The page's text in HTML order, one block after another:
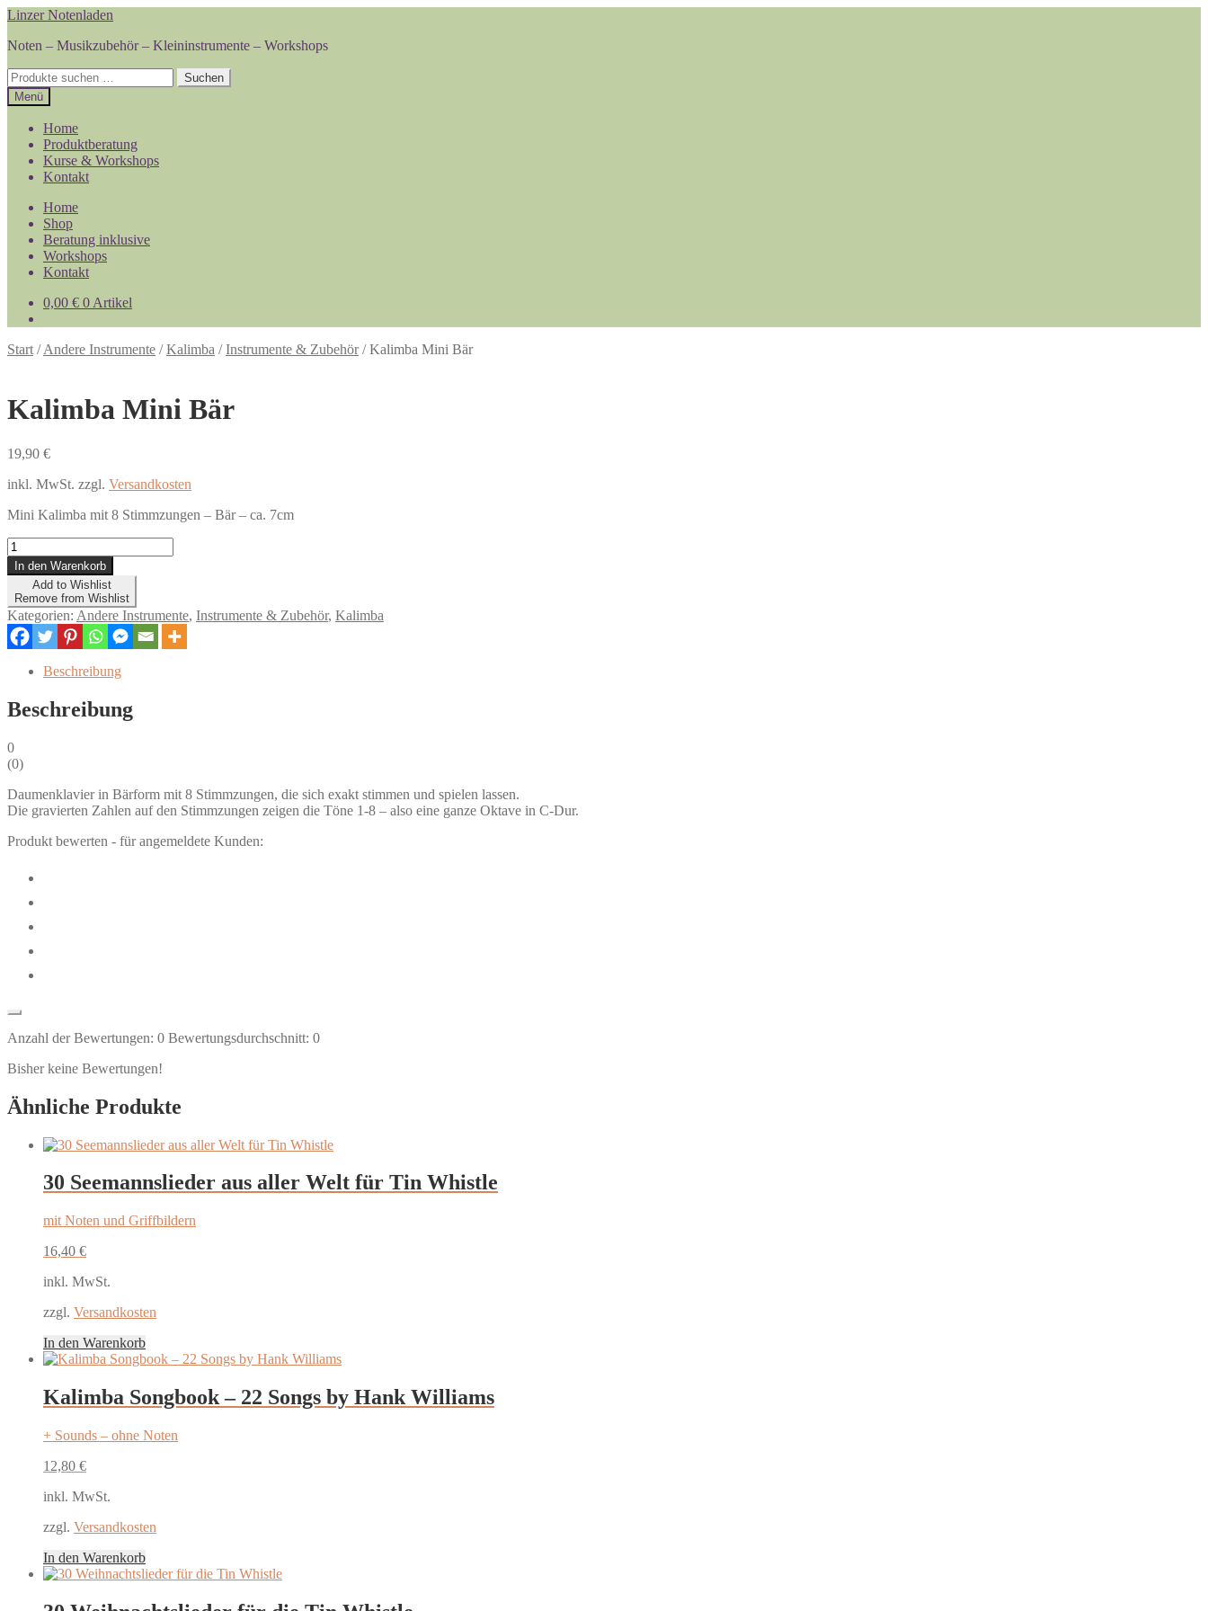
Zur
springen
Zum
springen
Linzer Notenladen
Noten – Musikzubehör – Kleininstrumente – Workshops
Suchen
nach:
Suchen
Menü
Home
Produktberatung
Kurse & Workshops
Kontakt
Home
Shop
Beratung inklusive
Workshops
Kontakt
0,00 € 0 Artikel
Start /Andere Instrumente /Kalimba /Instrumente & Zubehör/Kalimba Mini Bär
Kalimba Mini Bär
19,90 €
inkl. MwSt. zzgl. Versandkosten
Mini Kalimba mit 8 Stimmzungen – Bär – ca. 7cm
Kalimba
Mini
Bär
Menge
In den Warenkorb
Add to Wishlist
Remove from Wishlist
Kategorien: Andere Instrumente, Instrumente & Zubehör, Kalimba
Beschreibung
Beschreibung
0
(0)
Daumenklavier in Bärform mit 8 Stimmzungen, die sich exakt stimmen und spielen lassen.
Die gravierten Zahlen auf den Stimmzungen zeigen die Töne 1-8 – also eine ganze Oktave in C-Dur.
Produkt bewerten - für angemeldete Kunden:
Anzahl der Bewertungen: 0 Bewertungsdurchschnitt: 0
Bisher keine Bewertungen!
Ähnliche Produkte
30 Seemannslieder aus aller Welt für Tin Whistle
mit Noten und Griffbildern
16,40 €
inkl. MwSt.
zzgl. Versandkosten
In den Warenkorb
Kalimba Songbook – 22 Songs by Hank Williams
+ Sounds – ohne Noten
12,80 €
inkl. MwSt.
zzgl. Versandkosten
In den Warenkorb